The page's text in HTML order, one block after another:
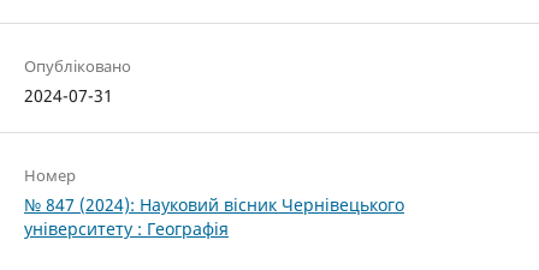
Опубліковано
2024-07-31
Номер
№ 847 (2024): Науковий вісник Чернівецького
університету : Географія